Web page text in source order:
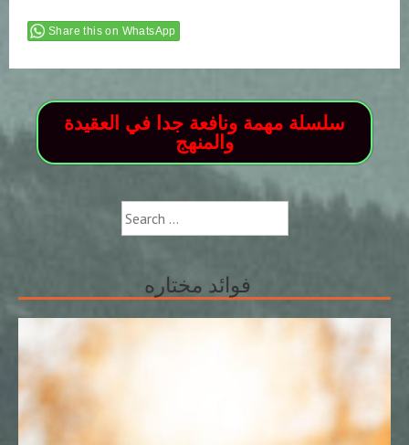
Share this on WhatsApp
سلسلة مهمة ونافعة جدا في العقيدة
والمنهج
Search
for:
فوائد مختاره